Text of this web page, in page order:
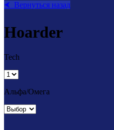
⮜ Вернуться назад
Hoarder
Tech
Альфа/Омега